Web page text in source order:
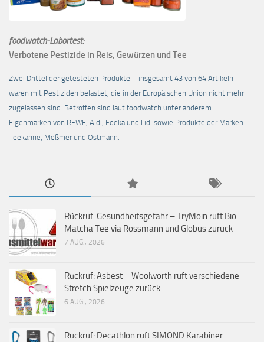
foodwatch-Labortest:
Verbotene Pestizide in Reis, Gewürzen und Tee
Zwei Drittel der getesteten Produkte – insgesamt 43 von 64 Artikeln –
waren mit Pestiziden belastet, die in der Europäischen Union nicht mehr
zugelassen sind. Betroffen sind laut foodwatch unter anderem
Eigenmarken von REWE, Aldi, Edeka und Lidl sowie Produkte der Marken
Teekanne, Meßmer und Ostmann.
Rückruf: Gesundheitsgefahr – TryMoin ruft Bio
Matcha Tee via Rossmann und Globus zurück
7 AUG., 2026
Rückruf: Asbest – Woolworth ruft verschiedene
Stretch Spielzeuge zurück
6 AUG., 2026
Rückruf: Decathlon ruft SIMOND Karabiner